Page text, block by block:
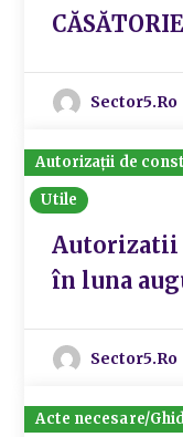
CĂSĂTORIE
Sector5.ro
Autorizații de
Utile
Autorizatii
în luna
Sector5.ro
Acte necesare/